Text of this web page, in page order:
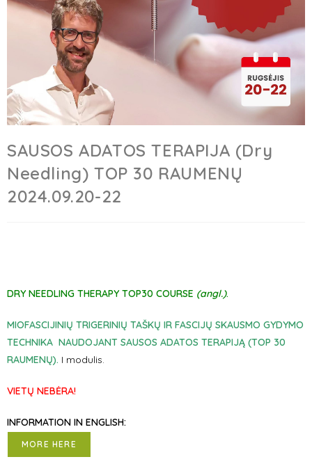
SAUSOS ADATOS TERAPIJA (Dry
Needling) TOP 30 RAUMENŲ
2024.09.20-22
DRY NEEDLING THERAPY TOP30 COURSE (angl.).
MIOFASCIJINIŲ TRIGERINIŲ TAŠKŲ IR FASCIJŲ SKAUSMO GYDYMO
TECHNIKA NAUDOJANT SAUSOS ADATOS TERAPIJĄ (TOP 30
RAUMENŲ). I modulis.
VIETŲ NEBĖRA!
INFORMATION IN ENGLISH:
MORE HERE